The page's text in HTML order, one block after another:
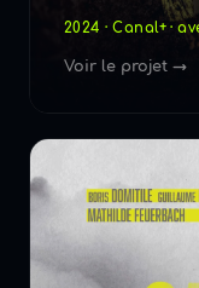
2024 · Canal+ ·
Voir le projet →